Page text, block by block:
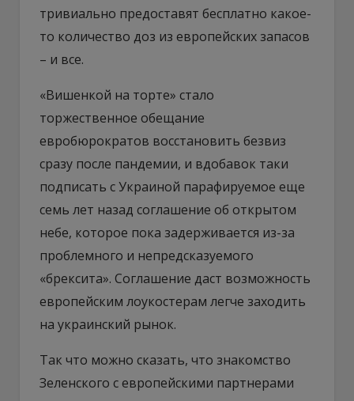
тривиально предоставят бесплатно какое-
то количество доз из европейских запасов
– и все.
«Вишенкой на торте» стало
торжественное обещание
евробюрократов восстановить безвиз
сразу после пандемии, и вдобавок таки
подписать с Украиной парафируемое еще
семь лет назад соглашение об открытом
небе, которое пока задерживается из-за
проблемного и непредсказуемого
«брексита». Соглашение даст возможность
европейским лоукостерам легче заходить
на украинский рынок.
Так что можно сказать, что знакомство
Зеленского с европейскими партнерами